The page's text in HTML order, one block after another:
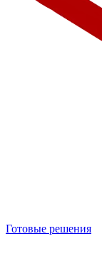
Готовые решения